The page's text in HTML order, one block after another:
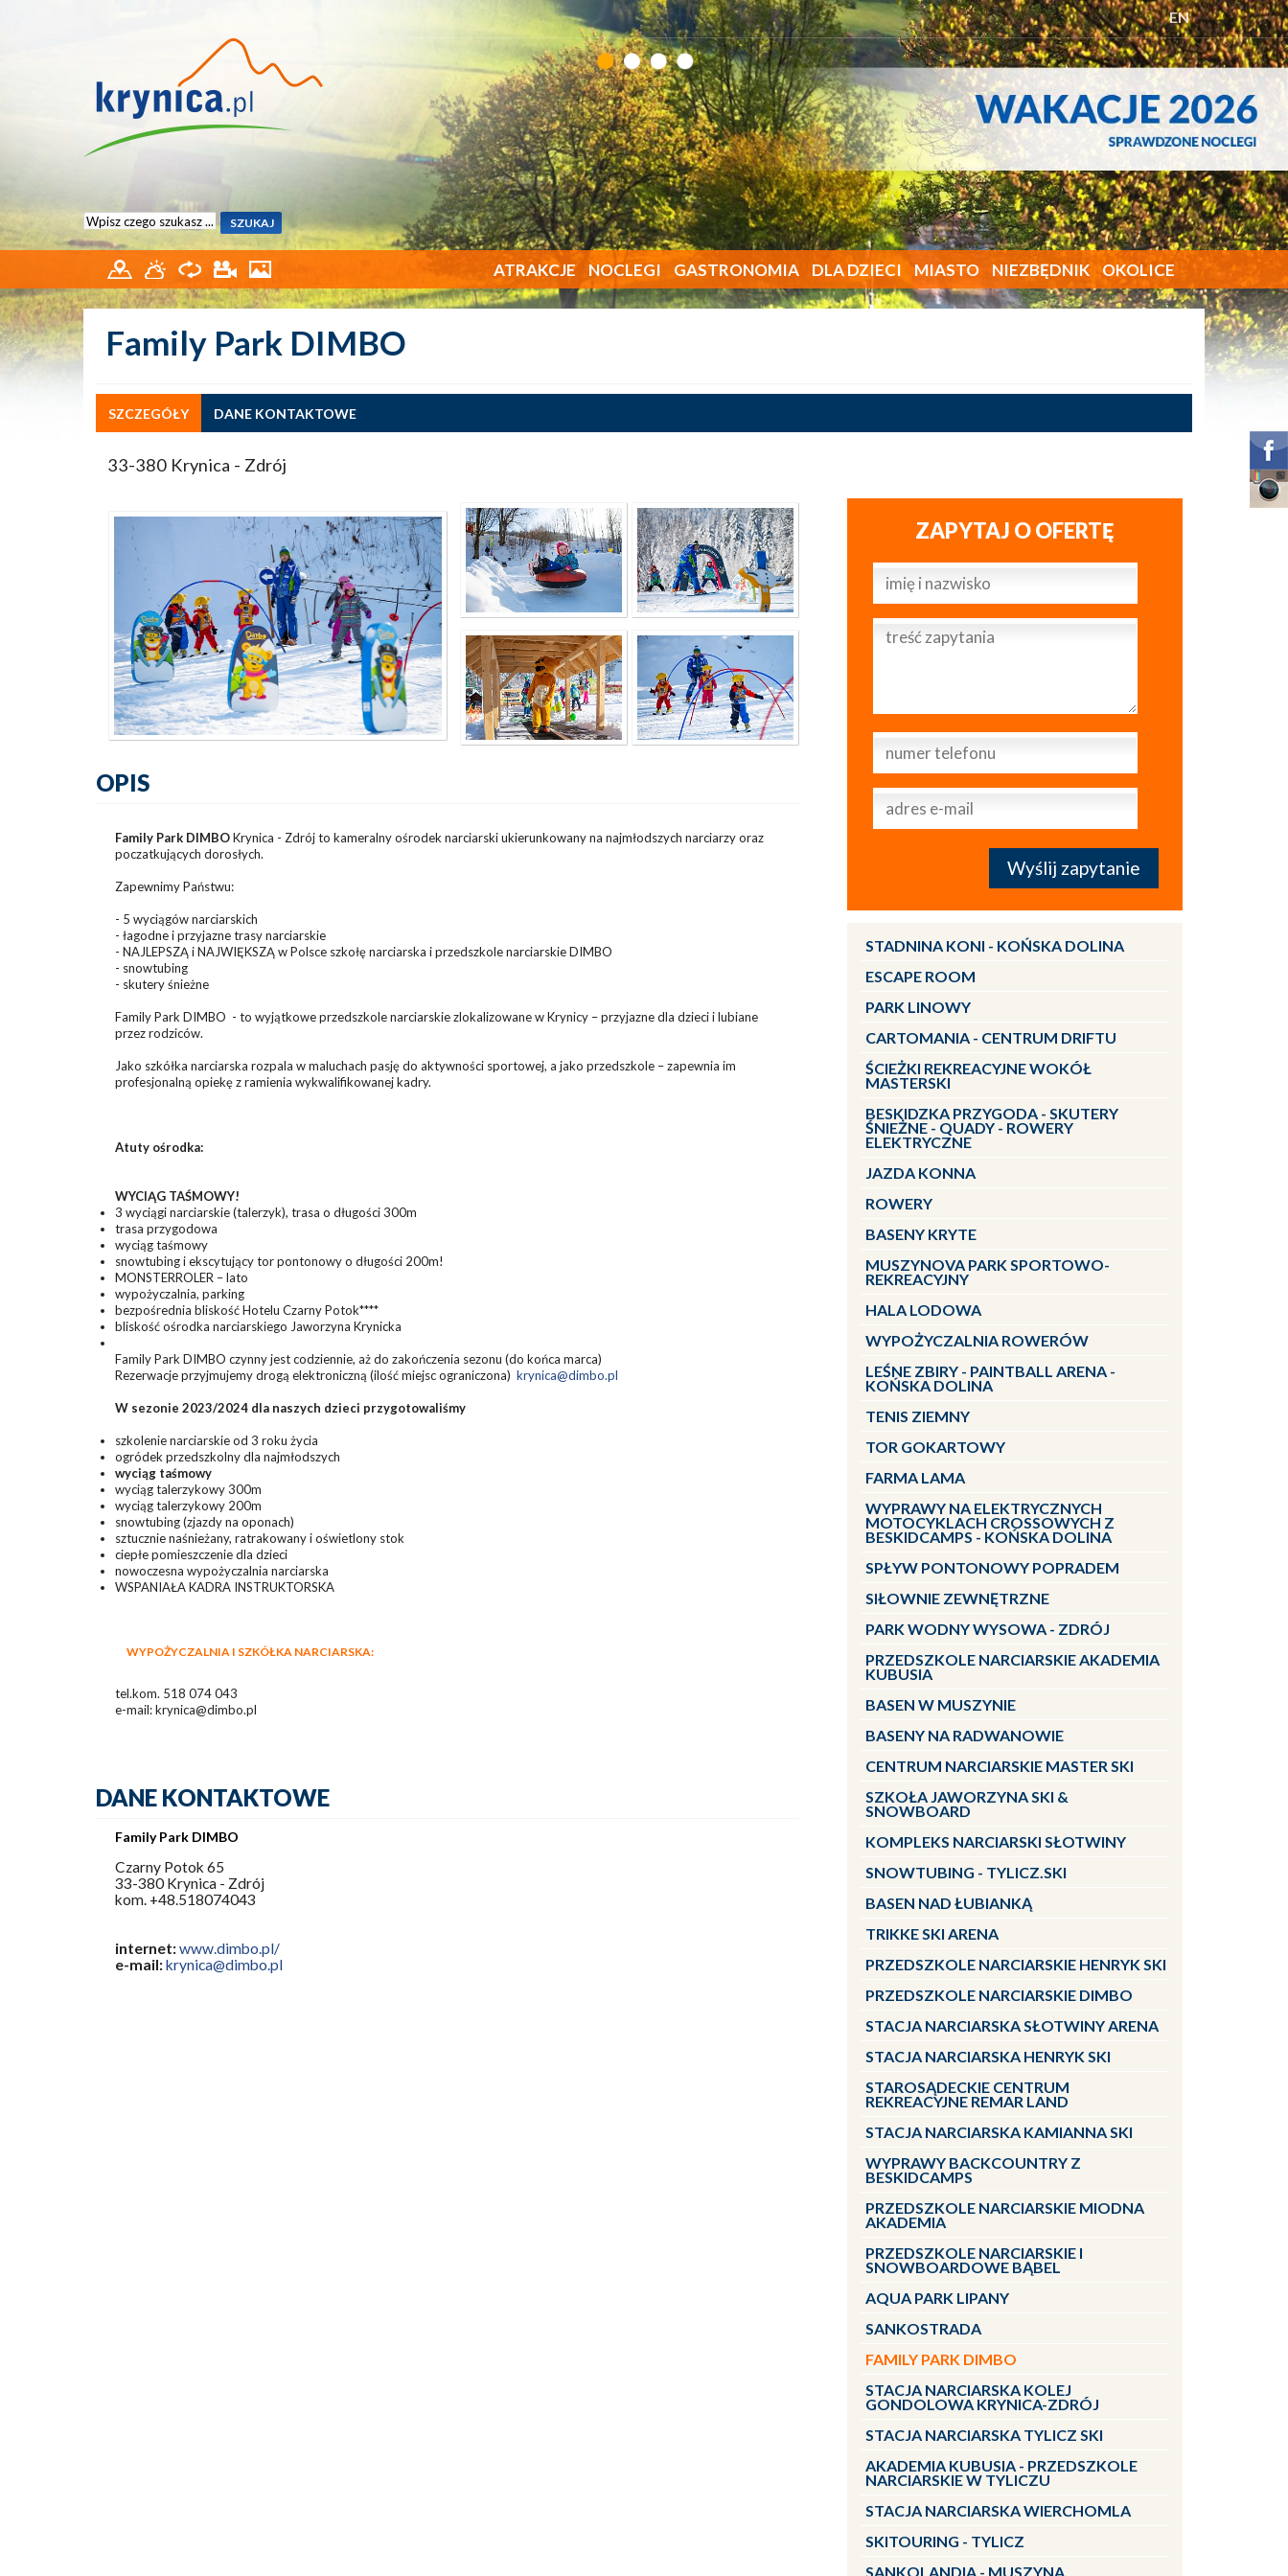
EN
ATRAKCJE NOCLEGI GASTRONOMIA DLA DZIECI MIASTO NIEZBĘDNIK OKOLICE
Family Park DIMBO
SZCZEGÓŁY DANE KONTAKTOWE
33-380 Krynica - Zdrój
OPIS
Family Park DIMBOKrynica - Zdrój to kameralny ośrodek narciarski ukierunkowany na najmłodszych narciarzy oraz
poczatkujących dorosłych.
Zapewnimy Państwu:
- 5 wyciągów narciarskich
- łagodne i przyjazne trasy narciarskie
- NAJLEPSZĄ i NAJWIĘKSZĄ w Polsce szkołę narciarska i przedszkole narciarskie DIMBO
- snowtubing
- skutery śnieżne
Family Park DIMBO - to wyjątkowe przedszkole narciarskie zlokalizowane w Krynicy – przyjazne dla dzieci i lubiane
przez rodziców.
Jako szkółka narciarska rozpala w maluchach pasję do aktywności sportowej, a jako przedszkole – zapewnia im
profesjonalną opiekę z ramienia wykwalifikowanej kadry.
Atuty ośrodka:
WYCIĄG TAŚMOWY!
3 wyciągi narciarskie (talerzyk), trasa o długości 300m
trasa przygodowa
wyciąg taśmowy
snowtubing i ekscytujący tor pontonowy o długości 200m!
MONSTERROLER – lato
wypożyczalnia, parking
bezpośrednia bliskość Hotelu Czarny Potok****
bliskość ośrodka narciarskiego Jaworzyna Krynicka
Family Park DIMBO czynny jest codziennie, aż do zakończenia sezonu (do końca marca)
Rezerwacje przyjmujemy drogą elektroniczną (ilość miejsc ograniczona) krynica@dimbo.pl
W sezonie 2023/2024 dla naszych dzieci przygotowaliśmy
szkolenie narciarskie od 3 roku życia
ogródek przedszkolny dla najmłodszych
wyciąg taśmowy
wyciąg talerzykowy 300m
wyciąg talerzykowy 200m
snowtubing (zjazdy na oponach)
sztucznie naśnieżany, ratrakowany i oświetlony stok
ciepłe pomieszczenie dla dzieci
nowoczesna wypożyczalnia narciarska
WSPANIAŁA KADRA INSTRUKTORSKA
WYPOŻYCZALNIA I SZKÓŁKA NARCIARSKA:
tel.kom. 518 074 043
e-mail: krynica@dimbo.pl
DANE KONTAKTOWE
Family Park DIMBO
Czarny Potok 65
33-380 Krynica - Zdrój
kom. +48.518074043
internet:www.dimbo.pl/
e-mail:krynica@dimbo.pl
ZAPYTAJ O OFERTĘ
STADNINA KONI - KOŃSKA DOLINA
ESCAPE ROOM
PARK LINOWY
CARTOMANIA - CENTRUM DRIFTU
ŚCIEŻKI REKREACYJNE WOKÓŁ
MASTERSKI
BESKIDZKA PRZYGODA - SKUTERY
ŚNIEŻNE - QUADY - ROWERY
ELEKTRYCZNE
JAZDA KONNA
ROWERY
BASENY KRYTE
MUSZYNOVA PARK SPORTOWO-
REKREACYJNY
HALA LODOWA
WYPOŻYCZALNIA ROWERÓW
LEŚNE ZBIRY - PAINTBALL ARENA -
KOŃSKA DOLINA
TENIS ZIEMNY
TOR GOKARTOWY
FARMA LAMA
WYPRAWY NA ELEKTRYCZNYCH
MOTOCYKLACH CROSSOWYCH Z
BESKIDCAMPS - KOŃSKA DOLINA
SPŁYW PONTONOWY POPRADEM
SIŁOWNIE ZEWNĘTRZNE
PARK WODNY WYSOWA - ZDRÓJ
PRZEDSZKOLE NARCIARSKIE AKADEMIA
KUBUSIA
BASEN W MUSZYNIE
BASENY NA RADWANOWIE
CENTRUM NARCIARSKIE MASTER SKI
SZKOŁA JAWORZYNA SKI &
SNOWBOARD
KOMPLEKS NARCIARSKI SŁOTWINY
SNOWTUBING - TYLICZ.SKI
BASEN NAD ŁUBIANKĄ
TRIKKE SKI ARENA
PRZEDSZKOLE NARCIARSKIE HENRYK SKI
PRZEDSZKOLE NARCIARSKIE DIMBO
STACJA NARCIARSKA SŁOTWINY ARENA
STACJA NARCIARSKA HENRYK SKI
STAROSĄDECKIE CENTRUM
REKREACYJNE REMAR LAND
STACJA NARCIARSKA KAMIANNA SKI
WYPRAWY BACKCOUNTRY Z
BESKIDCAMPS
PRZEDSZKOLE NARCIARSKIE MIODNA
AKADEMIA
PRZEDSZKOLE NARCIARSKIE I
SNOWBOARDOWE BĄBEL
AQUA PARK LIPANY
SANKOSTRADA
FAMILY PARK DIMBO
STACJA NARCIARSKA KOLEJ
GONDOLOWA KRYNICA-ZDRÓJ
STACJA NARCIARSKA TYLICZ SKI
AKADEMIA KUBUSIA - PRZEDSZKOLE
NARCIARSKIE W TYLICZU
STACJA NARCIARSKA WIERCHOMLA
SKITOURING - TYLICZ
SANKOLANDIA - MUSZYNA